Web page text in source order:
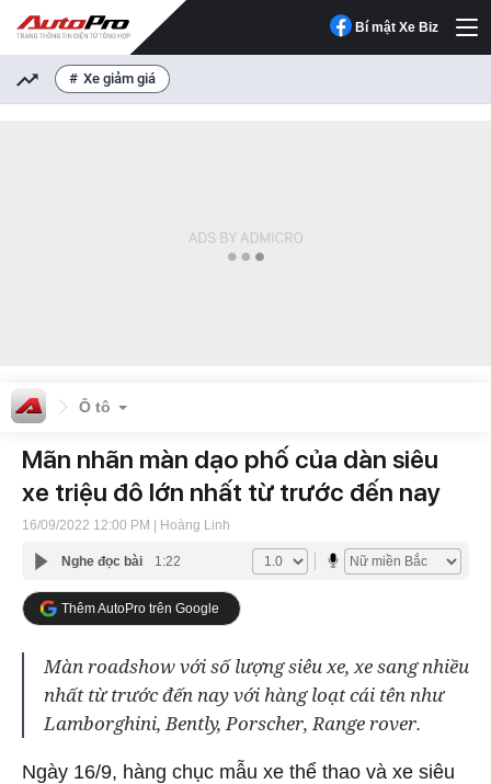
Bí mật Xe Biz
Xe giảm giá
Ô tô
Mãn nhãn màn dạo phố của dàn siêu
xe triệu đô lớn nhất từ trước đến nay
16/09/2022 12:00 PM | Hoàng Linh
Nghe đọc bài 1:22
Thêm AutoPro trên Google
Màn roadshow với số lượng siêu xe, xe sang nhiều
nhất từ trước đến nay với hàng loạt cái tên như
Lamborghini, Bently, Porscher, Range rover.
Ngày 16/9, hàng chục mẫu xe thể thao và xe siêu